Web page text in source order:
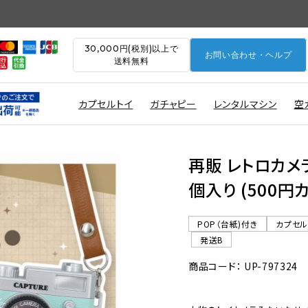
30,000円(税別)以上で
送料無料
お問い合わせ・ヘルプ
カプセルトイ ガチャピー レンタルマシン 空
再販 レトロカメ
個入り (500円
POP（台紙)付き
カプセ
発送B
商品コード： UP-797324